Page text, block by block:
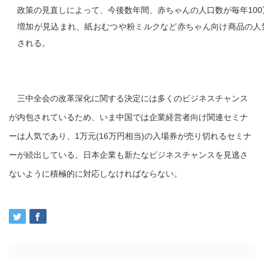
政策の見直しによって、今後数年間、赤ちゃんの人口数が毎年
増加が見込まれ、紙おむつや粉ミルクなど赤ちゃん向け商品の人
される。
三中全会の改革深化に関する決定には多くのビジネスチャンス
が内包されているため、いま中国では企業経営者向け関連セミナ
ーは人気であり、1万元(16万円相当)の入場券が売り切れるセミナ
ーが続出している。日本企業も新たなビジネスチャンスを見逃さ
ないように積極的に対応しなければならない。